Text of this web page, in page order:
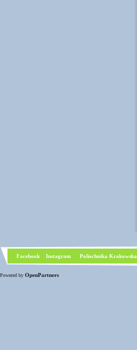
Facebook Instagram Poliechnika Krakowska
Powered by OpenPartners